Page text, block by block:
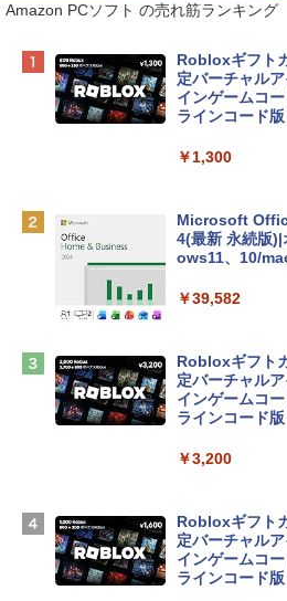
Apple 2026
プ搭載13イン
e Intelligence
レイ、8GBメ
ィゴ + 3年延
￥162,598
ンケース Dell
￥2,952
Apple 2026
igence、13.6
ームカメラ、
D - シルバー
￥261,414
Amazon PCソフト の売れ筋ランキング
Robloxギフト
定バーチャル
インゲームコ
ラインコード版
￥1,300
Microsoft
4(最新 永続版
ows11、10/
￥39,582
Robloxギフト
定バーチャル
インゲームコ
ラインコード版
￥3,200
Robloxギフト
定バーチャル
インゲームコ
ラインコード版